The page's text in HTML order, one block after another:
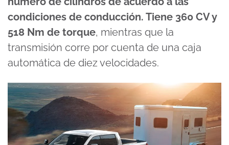
condiciones de conducción. Tiene 360 CV y
518 Nm de torque, mientras que la
transmisión corre por cuenta de una caja
automática de diez velocidades.